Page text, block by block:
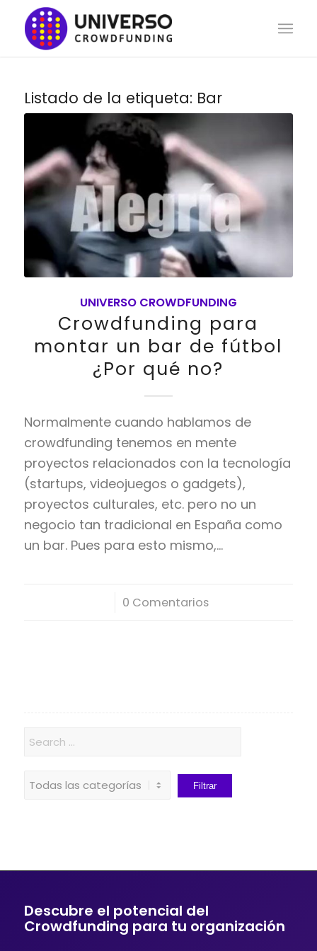
Listado de la etiqueta: Bar
UNIVERSO CROWDFUNDING
Crowdfunding para
montar un bar de fútbol
¿Por qué no?
Normalmente cuando hablamos de
crowdfunding tenemos en mente
proyectos relacionados con la tecnología
(startups, videojuegos o gadgets),
proyectos culturales, etc. pero no un
negocio tan tradicional en España como
un bar. Pues para esto mismo,…
0 Comentarios
Descubre el potencial del
Crowdfunding para tu organización